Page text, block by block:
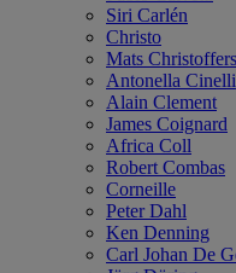
Siri Carlén
Christo
Mats
Antonella Cinelli
Alain Clement
James Coignard
Africa Coll
Robert Combas
Corneille
Peter Dahl
Ken Denning
Carl Johan De